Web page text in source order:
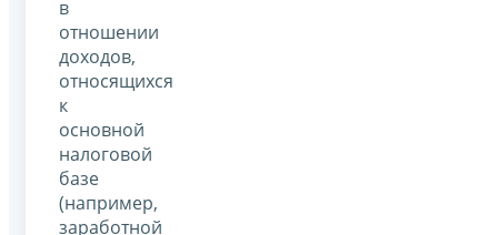
в
отношении
доходов,
относящихся
к
основной
налоговой
базе
(например,
заработной